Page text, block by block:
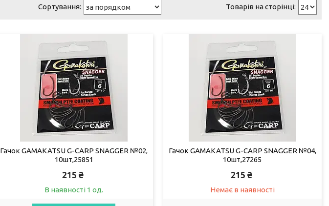
Гачок GAMAKATSU G-CARP SNAGGER №02,
10шт,25851
215 ₴
В наявності 1 од.
Гачок GAMAKATSU G-CARP SNAGGER №04,
10шт,27265
215 ₴
Немає в наявності